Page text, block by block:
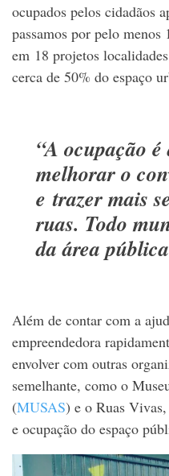
ocupados pelos cidadãos
passamos por pelo
em 18 projetos
cerca de 50% do espaço
“A ocupação
melhorar o
e trazer mais
ruas. Todo
da área
Além de contar com a
empreendedora
envolver com outras
semelhante, como o
(MUSAS) e o Ruas
e ocupação do espaço